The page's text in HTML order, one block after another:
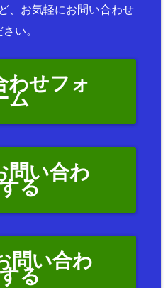
、お気軽にお問い合わせ
さい。
わせフォ
ム
問い合わ
る
問い合わ
る